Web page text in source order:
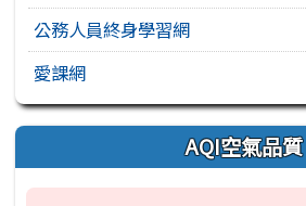
公務人員終身學習網
愛課網
AQI空氣品質